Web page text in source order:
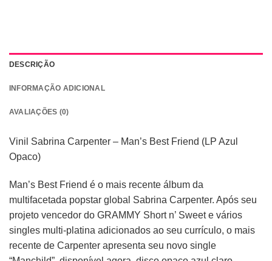
DESCRIÇÃO
INFORMAÇÃO ADICIONAL
AVALIAÇÕES (0)
Vinil Sabrina Carpenter – Man’s Best Friend (LP Azul
Opaco)
Man’s Best Friend é o mais recente álbum da
multifacetada popstar global Sabrina Carpenter. Após seu
projeto vencedor do GRAMMY Short n’ Sweet e vários
singles multi-platina adicionados ao seu currículo, o mais
recente de Carpenter apresenta seu novo single